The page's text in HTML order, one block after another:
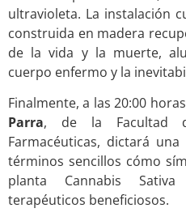
ultravioleta. La instalación
construida en madera
de la vida y la muerte,
cuerpo enfermo y la
Finalmente, a las 20:00
Parra, de la Facultad
Farmacéuticas, dictará
términos sencillos cómo
planta Cannabis
terapéuticos beneficiosos.